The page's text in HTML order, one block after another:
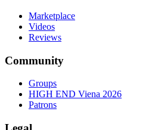
Marketplace
Videos
Reviews
Community
Groups
HIGH END Viena 2026
Patrons